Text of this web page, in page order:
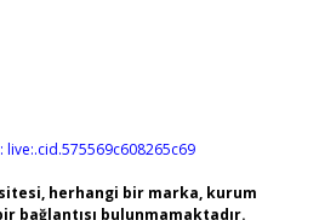
live:.cid.575569c608265c69
herhangi bir marka, kurum
bağlantısı bulunmamaktadır.